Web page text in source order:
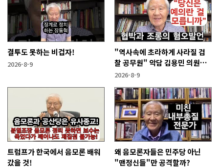
결투도 못하는 비겁자!
2026-8-9
"역사속에 초라하게 사라질 검
찰 공무원" 악담 김용민 의원에
게!
2026-8-9
트럼프가 한국에서 음모론 배워
갔을 것!
왜 음모론자들은 민주당 아닌
"맨정신들"만 공격할까?